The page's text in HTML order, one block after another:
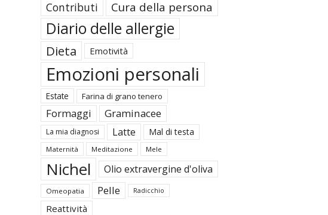
Contributi Cura della persona
Diario delle allergie
Dieta Emotività
Emozioni personali
Estate Farina di grano tenero
Formaggi Graminacee
La mia diagnosi Latte Mal di testa
Maternità Meditazione Mele
Nichel Olio extravergine d'oliva
Omeopatia Pelle Radicchio
Reattività